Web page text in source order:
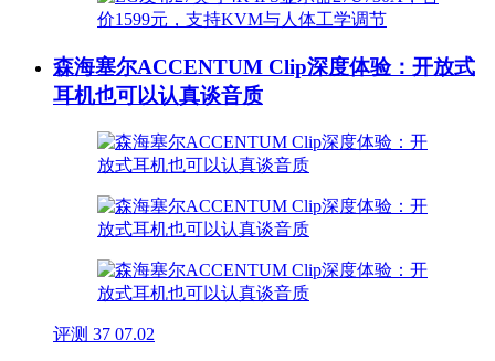
森海塞尔ACCENTUM Clip深度体验：开放式
耳机也可以认真谈音质
评测 37 07.02